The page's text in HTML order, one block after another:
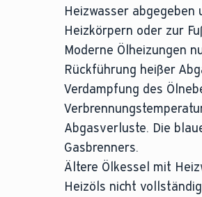
Heizwasser
Heizkörpern oder zur
Moderne Ölheizungen
Rückführung heißer
Verdampfung des
Abgasverluste. Die
Gasbrenners.
Ältere Ölkessel mit
Heizöls nicht